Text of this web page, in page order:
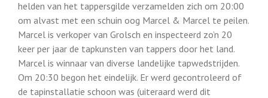
helden van het tappersgilde verzamelden zich om 20:00
om alvast met een schuin oog Marcel & Marcel te peilen.
Marcel is verkoper van Grolsch en inspecteerd zo’n 20
keer per jaar de tapkunsten van tappers door het land.
Marcel is winnaar van diverse landelijke tapwedstrijden.
Om 20:30 begon het eindelijk. Er werd gecontroleerd of
de tapinstallatie schoon was (uiteraard werd dit